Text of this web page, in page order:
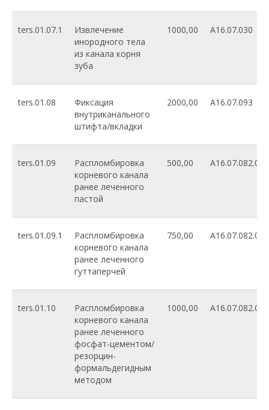
ters.01.07.1
Извлечение
инородного тела
из канала корня
зуба
1000,00 A16.07.030
ters.01.08
Фиксация
внутриканального
штифта/вкладки
2000,00 A16.07.093
ters.01.09
Распломбировка
корневого канала
ранее леченного
пастой
500,00 A16.07.082.001
ters.01.09.1
Распломбировка
корневого канала
ранее леченного
гуттаперчей
750,00 A16.07.082.001
ters.01.10
Распломбировка
корневого канала
ранее леченного
фосфат-цементом/
резорцин-
формальдегидным
методом
1000,00 A16.07.082.002